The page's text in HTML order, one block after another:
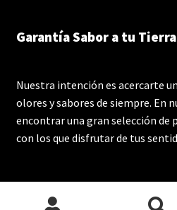
Garantía Sabor a tu Tierra
Nuestra intención es acercarte
olores y sabores de siempre. En
encontrar una gran selección de
con los que disfrutar de tus